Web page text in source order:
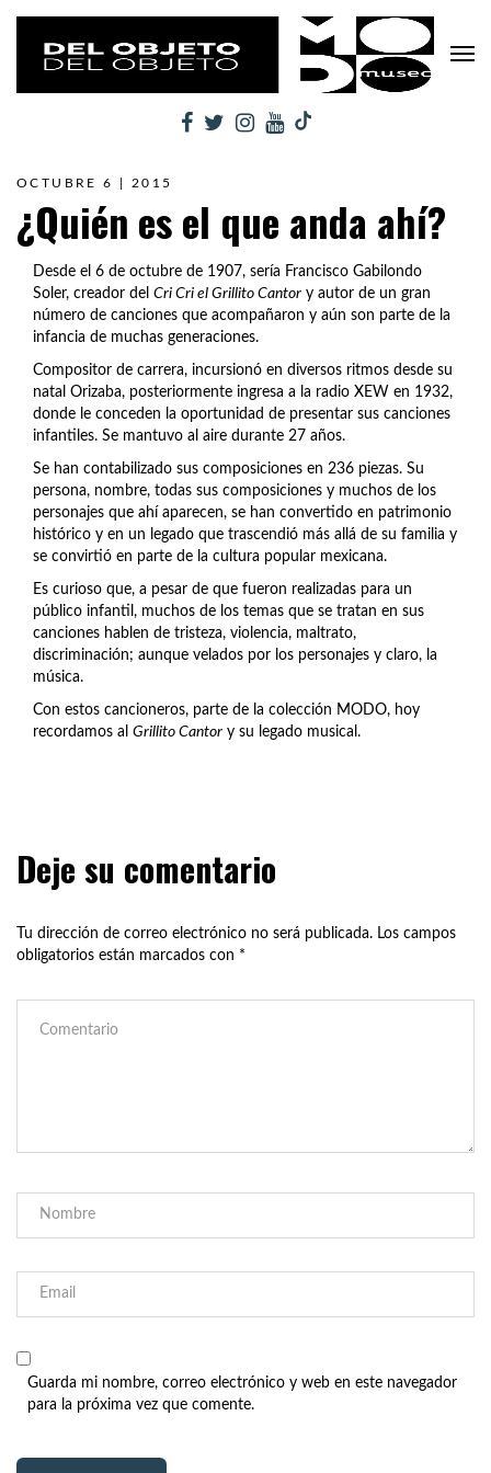
OCTUBRE 6 | 2015
¿Quién es el que anda ahí?
Desde el 6 de octubre de 1907, sería Francisco Gabilondo
Soler, creador del Cri Cri el Grillito Cantor y autor de un gran
número de canciones que acompañaron y aún son parte de la
infancia de muchas generaciones.
Compositor de carrera, incursionó en diversos ritmos desde su
natal Orizaba, posteriormente ingresa a la radio XEW en 1932,
donde le conceden la oportunidad de presentar sus canciones
infantiles. Se mantuvo al aire durante 27 años.
Se han contabilizado sus composiciones en 236 piezas. Su
persona, nombre, todas sus composiciones y muchos de los
personajes que ahí aparecen, se han convertido en patrimonio
histórico y en un legado que trascendió más allá de su familia y
se convirtió en parte de la cultura popular mexicana.
Es curioso que, a pesar de que fueron realizadas para un
público infantil, muchos de los temas que se tratan en sus
canciones hablen de tristeza, violencia, maltrato,
discriminación; aunque velados por los personajes y claro, la
música.
Con estos cancioneros, parte de la colección MODO, hoy
recordamos al Grillito Cantor y su legado musical.
Deje su comentario
Tu dirección de correo electrónico no será publicada. Los campos
obligatorios están marcados con *
Guarda mi nombre, correo electrónico y web en este navegador
para la próxima vez que comente.